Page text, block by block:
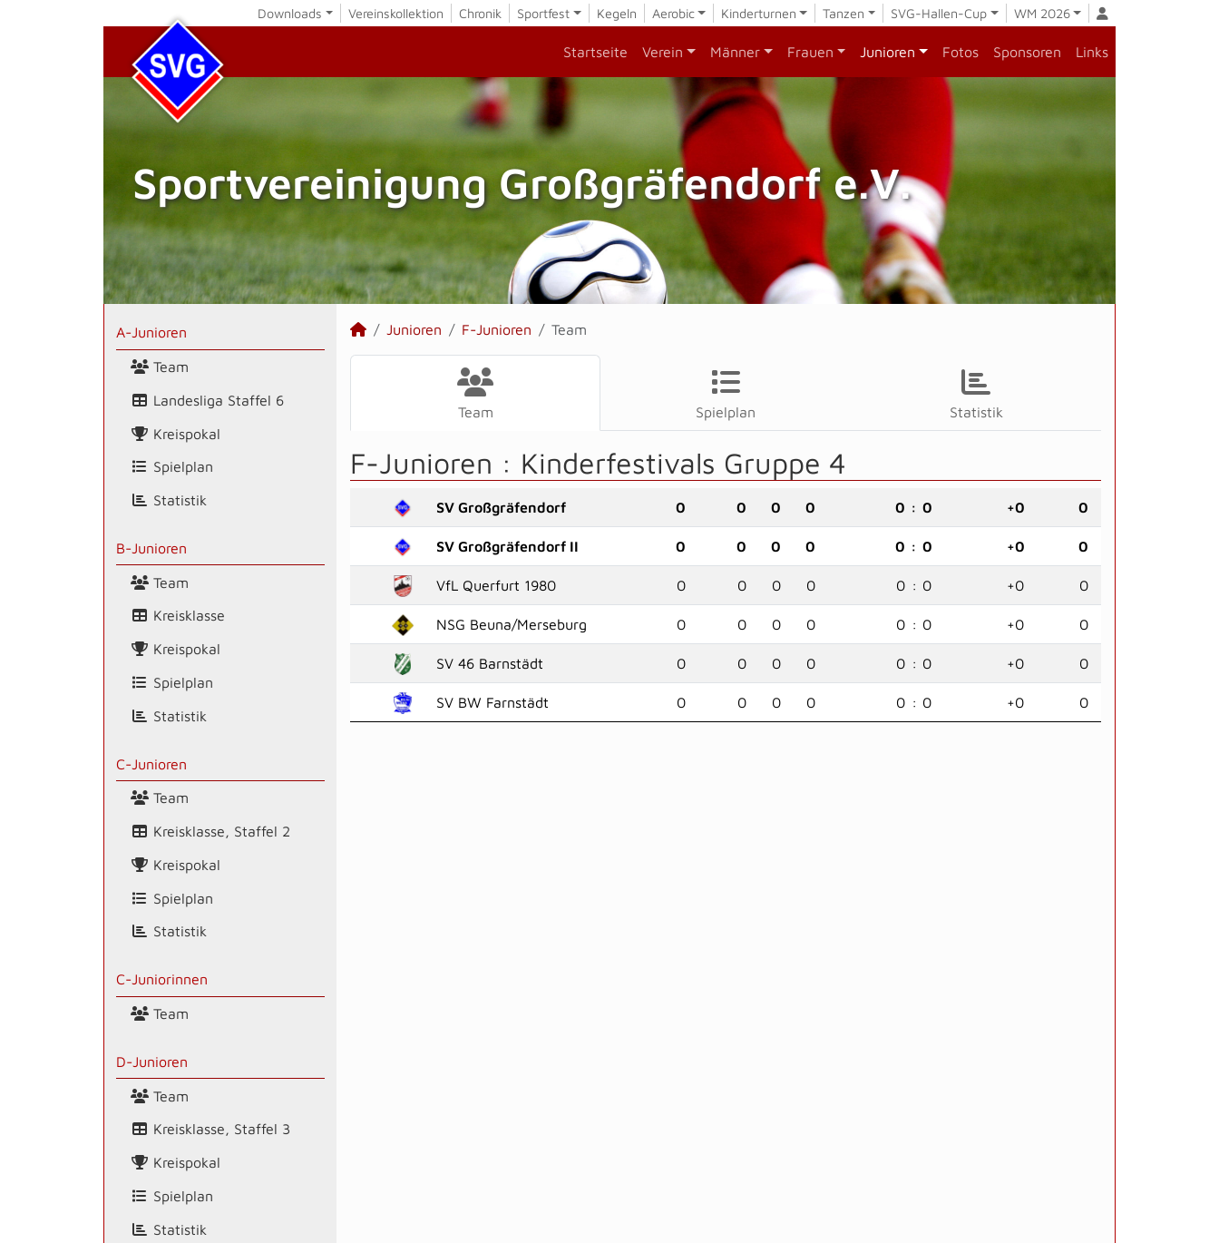
Downloads Vereinskollektion Chronik Sportfest Kegeln Aerobic Kinderturnen Tanzen SVG-Hallen-Cup WM 2026
Startseite Verein Männer Frauen Junioren Fotos Sponsoren Links
Sportvereinigung Großgräfendorf e.V.
A-Junioren
Team
Landesliga Staffel 6
Kreispokal
Spielplan
Statistik
B-Junioren
Team
Kreisklasse
Kreispokal
Spielplan
Statistik
C-Junioren
Team
Kreisklasse, Staffel 2
Kreispokal
Spielplan
Statistik
C-Juniorinnen
Team
D-Junioren
Team
Kreisklasse, Staffel 3
Kreispokal
Spielplan
Statistik
Junioren F-Junioren Team
Team Spielplan Statistik
F-Junioren : Kinderfestivals Gruppe 4
SV Großgräfendorf 0 0 0 0 0 : 0 +0 0
SV Großgräfendorf II 0 0 0 0 0 : 0 +0 0
VfL Querfurt 1980 0 0 0 0 0 : 0 +0 0
NSG Beuna/Merseburg 0 0 0 0 0 : 0 +0 0
SV 46 Barnstädt 0 0 0 0 0 : 0 +0 0
SV BW Farnstädt 0 0 0 0 0 : 0 +0 0